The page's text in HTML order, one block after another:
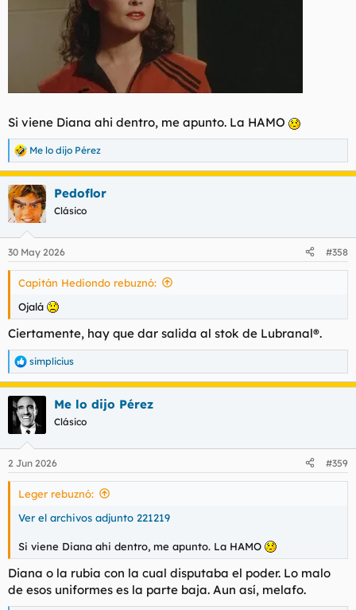
Si viene Diana ahi dentro, me apunto. La HAMO
R
e
a
c
c
i
e
s
Me lo dijo Pérez
Pedoflor
Clásico
30 May 2026 #358
Capitán Hediondo rebuznó:
Ojalá
Ciertamente, hay que dar salida al stok de Lubranal®.
R
e
a
c
c
e
s
simplicius
Me lo dijo Pérez
Clásico
2 Jun 2026 #359
Leger rebuznó:
Ver el archivos adjunto 221219
Si viene Diana ahi dentro, me apunto. La HAMO
Diana o la rubia con la cual disputaba el poder. Lo malo
de esos uniformes es la parte baja. Aun así, melafo.